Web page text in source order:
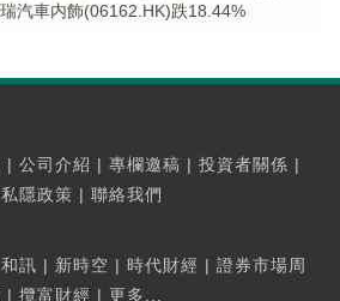
汽車内飾(06162.HK)跌18.44%
| 公司介紹 | 專欄邀稿 | 投資者關係 |
私隱政策 | 聯絡我們
和訊 | 新時空 | 時代財經 | 證券市場周
| 攬富財經 | 更多...